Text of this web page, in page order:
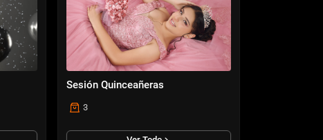
Sesión Quinceañeras
3